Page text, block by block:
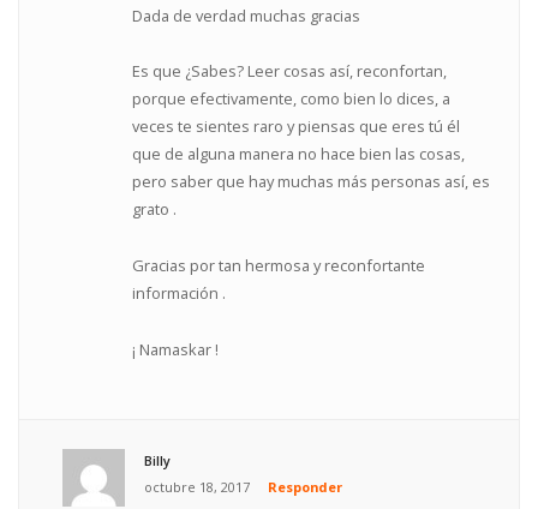
Dada de verdad muchas gracias
Es que ¿Sabes? Leer cosas así, reconfortan,
porque efectivamente, como bien lo dices, a
veces te sientes raro y piensas que eres tú él
que de alguna manera no hace bien las cosas,
pero saber que hay muchas más personas así, es
grato .
Gracias por tan hermosa y reconfortante
información .
¡ Namaskar !
Billy
octubre 18, 2017
Responder